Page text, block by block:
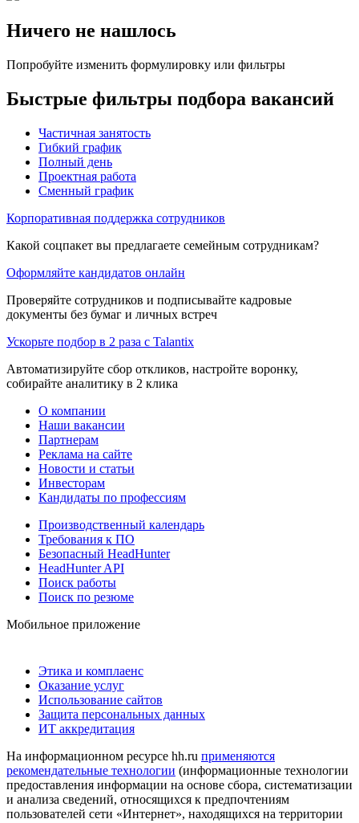
Ничего не нашлось
Попробуйте изменить формулировку или фильтры
Быстрые фильтры подбора вакансий
Частичная занятость
Гибкий график
Полный день
Проектная работа
Сменный график
Корпоративная поддержка сотрудников
Какой соцпакет вы предлагаете семейным сотрудникам?
Оформляйте кандидатов онлайн
Проверяйте сотрудников и подписывайте кадровые
документы без бумаг и личных встреч
Ускорьте подбор в 2 раза с Talantix
Автоматизируйте сбор откликов, настройте воронку,
собирайте аналитику в 2 клика
О компании
Наши вакансии
Партнерам
Реклама на сайте
Новости и статьи
Инвесторам
Кандидаты по профессиям
Производственный календарь
Требования к ПО
Безопасный HeadHunter
HeadHunter API
Поиск работы
Поиск по резюме
Мобильное приложение
Этика и комплаенс
Оказание услуг
Использование сайтов
Защита персональных данных
ИТ аккредитация
На информационном ресурсе hh.ru применяются
рекомендательные технологии (информационные технологии
предоставления информации на основе сбора, систематизации
и анализа сведений, относящихся к предпочтениям
пользователей сети «Интернет», находящихся на территории